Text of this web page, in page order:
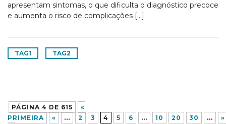
apresentam sintomas, o que dificulta o diagnóstico precoce
e aumenta o risco de complicações […]
TAG1 TAG2
PÁGINA 4 DE 615
«
PRIMEIRA
« ... 2 3 4 5 6 ... 10 20 30 ...
»